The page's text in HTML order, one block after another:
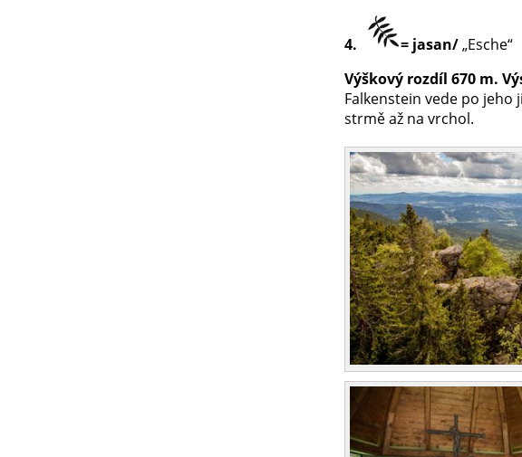
4. = jasan/„Esche“
Výškový rozdíl 670 m.
Falkenstein vede po jeho
strmě až na vrchol.